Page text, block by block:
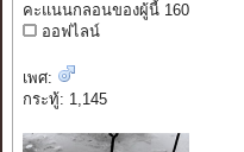
คะแนนกลอนของผู้นี้ 160
ออฟไลน์
เพศ:
กระทู้: 1,145